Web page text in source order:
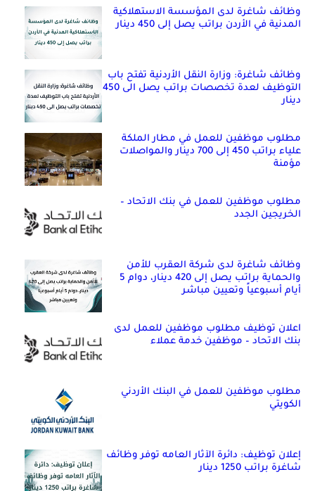
وظائف شاغرة لدى المؤسسة الاستهلاكية
المدنية في الأردن براتب يصل إلى 450 دينار
وظائف شاغرة: وزارة النقل الأردنية تفتح باب
التوظيف لعدة تخصصات براتب يصل الى 450
دينار
مطلوب موظفين للعمل في مطار الملكة
علياء براتب 450 إلى 700 دينار والمواصلات
مؤمنة
مطلوب موظفين للعمل في بنك الاتحاد –
الخريجين الجدد
وظائف شاغرة لدى شركة العقرب للأمن
والحماية براتب يصل إلى 420 دينار، دوام 5
أيام أسبوعياً وتعيين مباشر
اعلان توظيف مطلوب موظفين للعمل لدى
بنك الاتحاد – موظفين خدمة عملاء
مطلوب موظفين للعمل في البنك الأردني
الكويتي
إعلان توظيف: دائرة الآثار العامه توفر وظائف
شاغرة براتب 1250 دينار